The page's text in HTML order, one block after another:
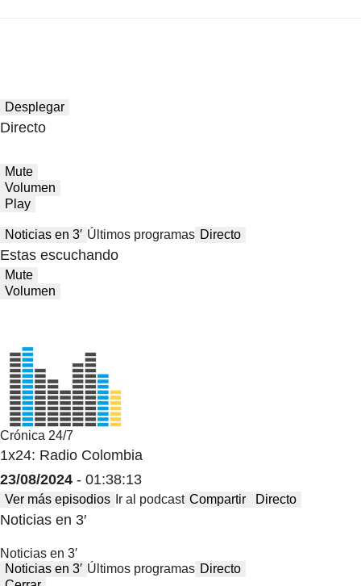
Desplegar
Directo
Mute
Volumen
Play
Noticias en 3′ Últimos programas Directo
Estas escuchando
Mute
Volumen
Crónica 24/7
1x24: Radio Colombia
23/08/2024 - 01:38:13
Ver más episodios Ir al podcast Compartir Directo
Noticias en 3′
Noticias en 3′
Noticias en 3′ Últimos programas Directo